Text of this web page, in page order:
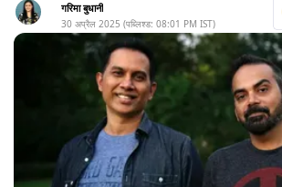
गरिमा बुधानी
30 अप्रैल 2025 (पब्लिश्ड: 08:01 PM IST)